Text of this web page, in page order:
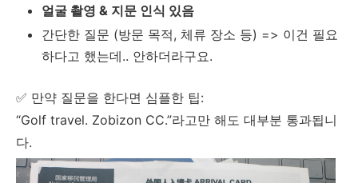
얼굴 촬영 & 지문 인식 있음
간단한 질문 (방문 목적, 체류 장소 등) => 이건 필요
하다고 했는데.. 안하더라구요.
✅ 만약 질문을 한다면 심플한 팁:
“Golf travel. Zobizon CC.”라고만 해도 대부분 통과됩니
다.